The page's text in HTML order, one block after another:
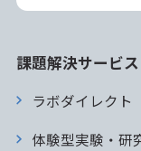
課題解決サービス
ラボダイレクト
体験型実験・研